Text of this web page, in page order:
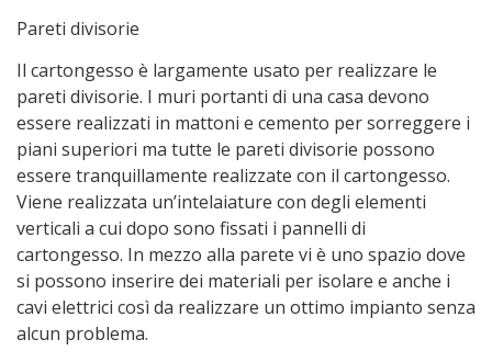
Pareti divisorie
Il cartongesso è largamente usato per realizzare le
pareti divisorie. I muri portanti di una casa devono
essere realizzati in mattoni e cemento per sorreggere i
piani superiori ma tutte le pareti divisorie possono
essere tranquillamente realizzate con il cartongesso.
Viene realizzata un’intelaiature con degli elementi
verticali a cui dopo sono fissati i pannelli di
cartongesso. In mezzo alla parete vi è uno spazio dove
si possono inserire dei materiali per isolare e anche i
cavi elettrici così da realizzare un ottimo impianto senza
alcun problema.